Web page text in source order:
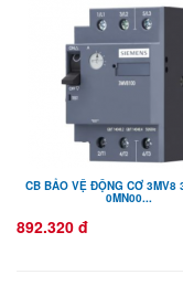
CB BẢO VỆ ĐỘNG CƠ 3MV8
0MN00...
892.320 đ